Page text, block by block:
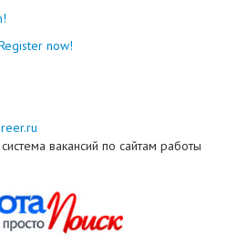
now!
вакансий по сайтам работы